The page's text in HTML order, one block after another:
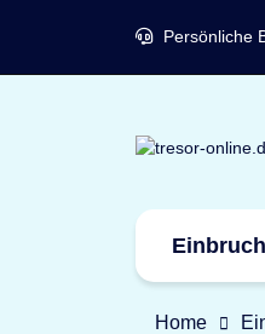
Persönliche
Marken
Home